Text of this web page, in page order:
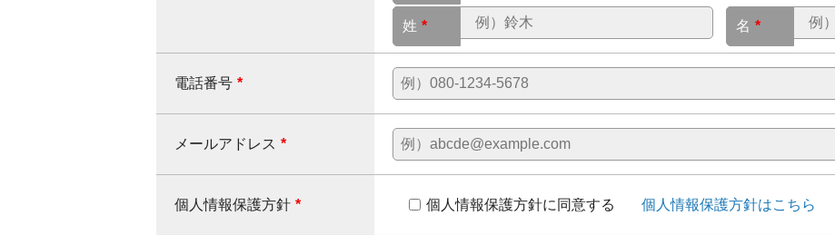
姓 * 名 *
電話番号 *
メールアドレス *
個人情報保護方針 * 個人情報保護方針に同意する 個人情報保護方針はこちら